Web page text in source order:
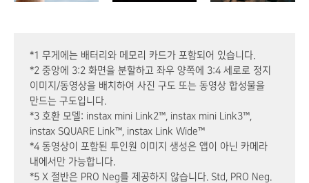
*1 무게에는 배터리와 메모리 카드가 포함되어 있습니다.
*2 중앙에 3:2 화면을 분할하고 좌우 양쪽에 3:4 세로로 정지
이미지/동영상을 배치하여 사진 구도 또는 동영상 합성물을
만드는 구도입니다.
*3 호환 모델: instax mini Link2™, instax mini Link3™,
instax SQUARE Link™, instax Link Wide™
*4 동영상이 포함된 투인원 이미지 생성은 앱이 아닌 카메라
내에서만 가능합니다.
*5 X 절반은 PRO Neg를 제공하지 않습니다. Std, PRO Neg.